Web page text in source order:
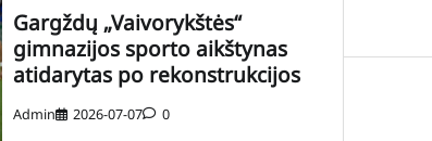
Gargždų „Vaivorykštės“
gimnazijos sporto aikštynas
atidarytas po rekonstrukcijos
Admin 2026-07-07 0